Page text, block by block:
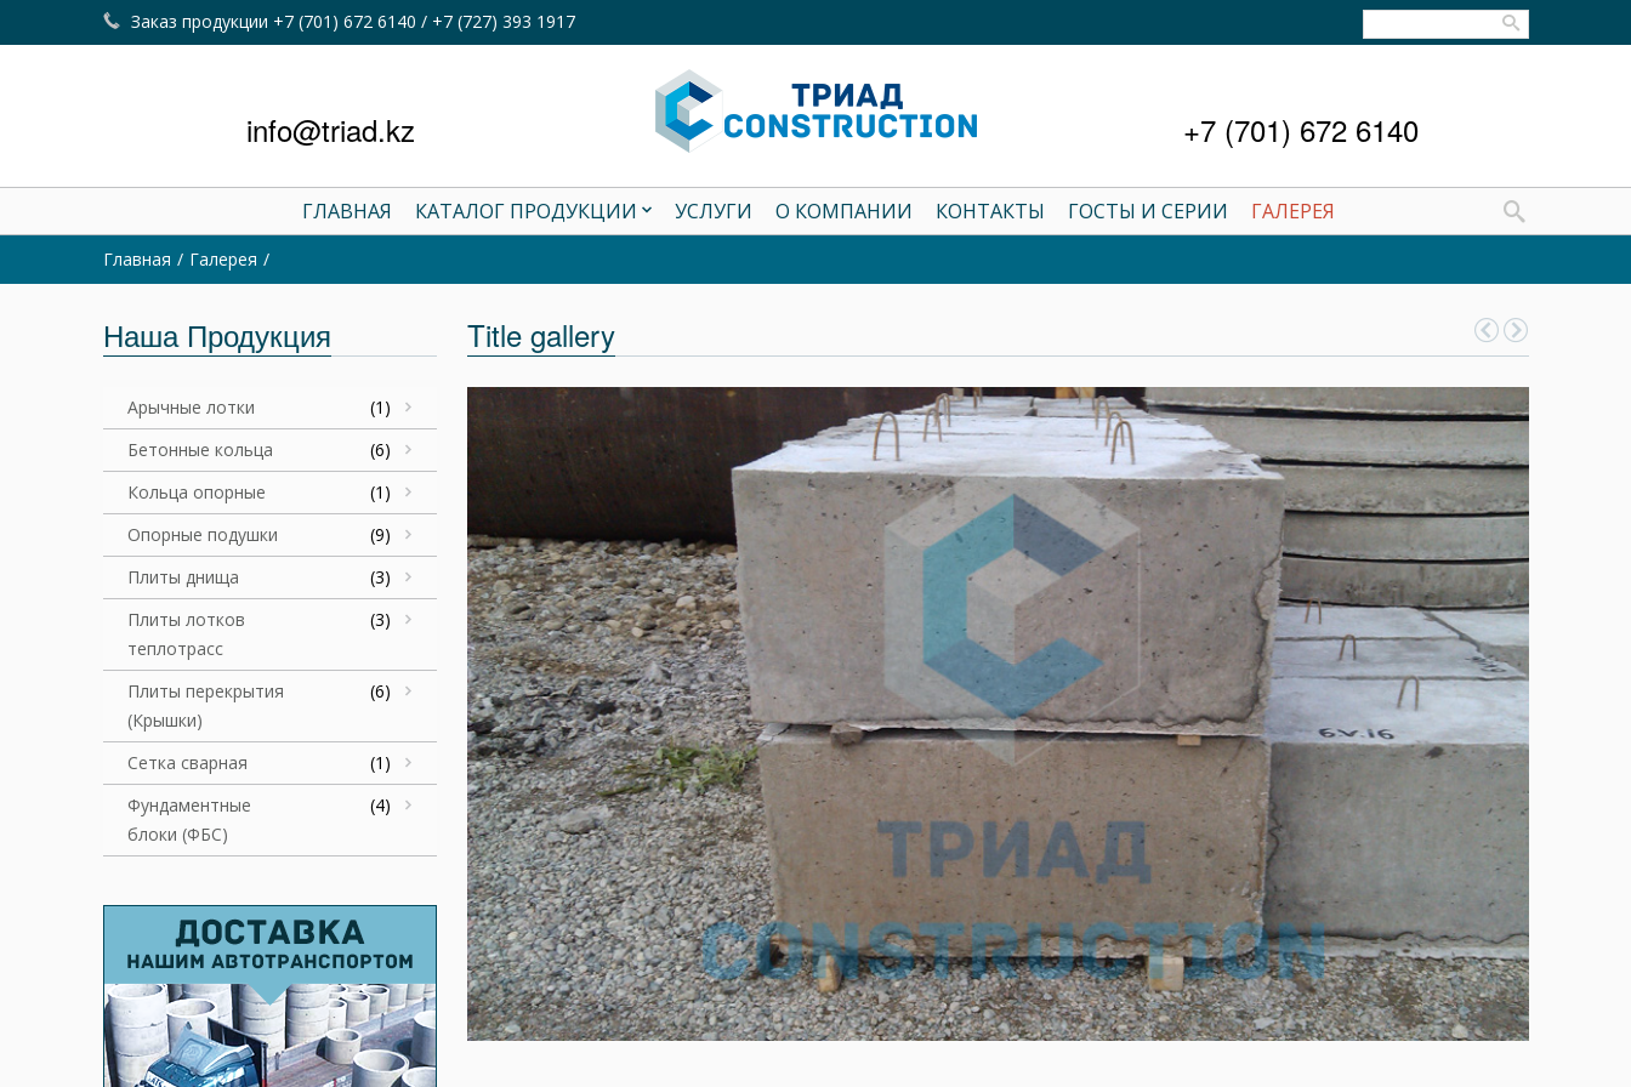
Заказ продукции +7 (701) 672 6140 / +7 (727) 393 1917
info@triad.kz +7 (701) 672 6140
ГЛАВНАЯ КАТАЛОГ ПРОДУКЦИИ УСЛУГИ О КОМПАНИИ КОНТАКТЫ ГОСТЫ И СЕРИИ ГАЛЕРЕЯ
Главная Галерея
Title gallery
Наша Продукция
Арычные лотки
(1)
Бетонные кольца
(6)
Кольца опорные
(1)
Опорные подушки
(9)
Плиты днища
(3)
Плиты лотков
теплотрасс
(3)
Плиты перекрытия
(Крышки)
(6)
Сетка сварная
(1)
Фундаментные
блоки (ФБС)
(4)